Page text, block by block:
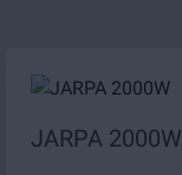
JARPA 2000W